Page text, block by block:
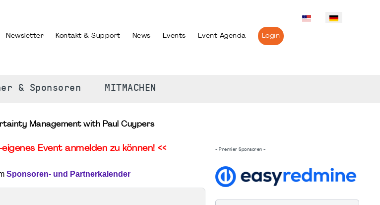
Newsletter Kontakt & Support News Events Event Agenda Login
& Sponsoren MITMACHEN
Management with Paul Cuypers
Event anmelden zu können! <<
Sponsoren- und Partnerkalender
- Premier Sponsoren -